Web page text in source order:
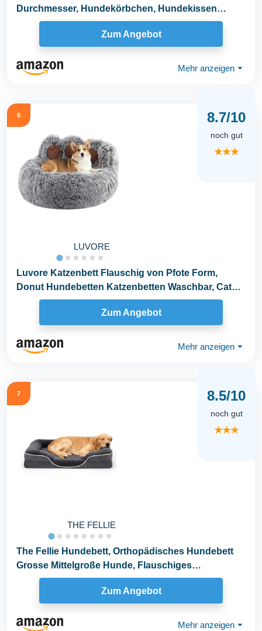
Durchmesser, Hundekörbchen, Hundekissen
waschbar...
Zum Angebot
Mehr anzeigen ⏷
6
LUVORE
8.7/10
noch gut
★★★
Luvore Katzenbett Flauschig von Pfote Form,
Donut Hundebetten Katzenbetten Waschbar, Cat
Bed Bequem...
Zum Angebot
Mehr anzeigen ⏷
7
THE FELLIE
8.5/10
noch gut
★★★
The Fellie Hundebett, Orthopädisches Hundebett
Grosse Mittelgroße Hunde, Flauschiges
Hundekissen...
Zum Angebot
Mehr anzeigen ⏷